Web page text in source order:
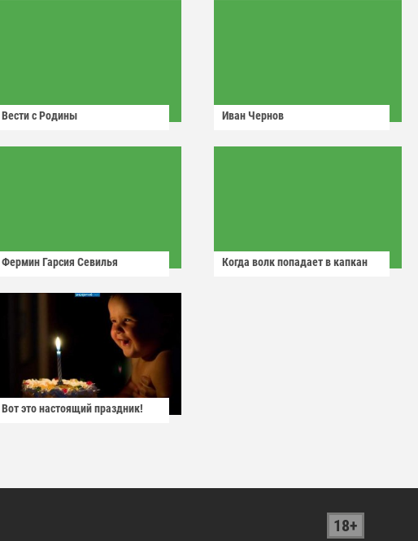
Вести с Родины Иван Чернов
Фермин Гарсия Севилья Когда волк попадает в капкан
Вот это настоящий праздник!
18+